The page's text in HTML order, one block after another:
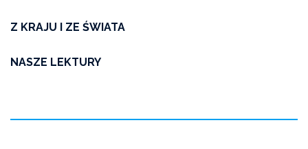
Z KRAJU I ZE ŚWIATA
NASZE LEKTURY